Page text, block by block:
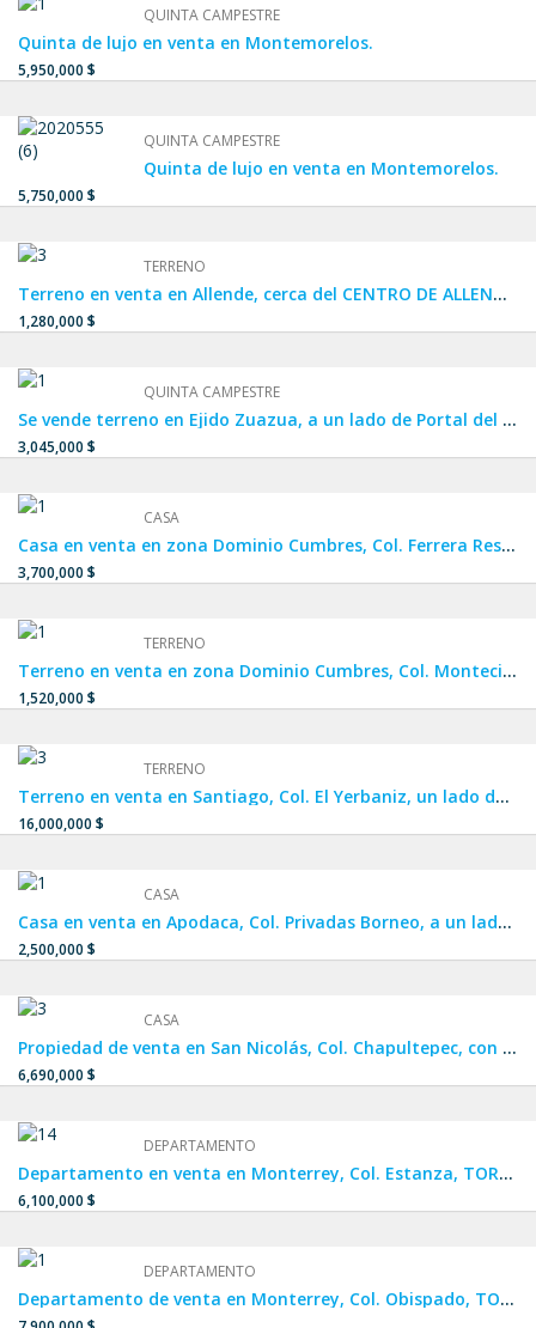
QUINTA CAMPESTRE
Quinta de lujo en venta en Montemorelos.
5,950,000 $
QUINTA CAMPESTRE
Quinta de lujo en venta en Montemorelos.
5,750,000 $
TERRENO
Terreno en venta en Allende, cerca del CENTRO DE ALLENDE, terreno en venta en Privada
1,280,000 $
QUINTA CAMPESTRE
Se vende terreno en Ejido Zuazua, a un lado de Portal del Norte, Real de Palmas y Carrizalejo.
3,045,000 $
CASA
Casa en venta en zona Dominio Cumbres, Col. Ferrera Residencial, FRACCIONAMIENTO PRIVADO a un lado de Cumbres La Rioja y Privalia Cumbres.
3,700,000 $
TERRENO
Terreno en venta en zona Dominio Cumbres, Col. Montecinos Residencial, cerca de PRIVALIA CUMBRES Y CUMBRES LA RIOJA en García.
1,520,000 $
TERRENO
Terreno en venta en Santiago, Col. El Yerbaniz, un lado de El Barrial, Los Rodríguez, La Boca y Huajuquito.
16,000,000 $
CASA
Casa en venta en Apodaca, Col. Privadas Borneo, a un lado de APODACA CENTRO, Crystal Lagoon y Dream Lagoons.
2,500,000 $
CASA
Propiedad de venta en San Nicolás, Col. Chapultepec, con ubicación privilegiada a una calle de Av. Central, una calle y media de Av. Cristina Larralde y a dos calles de Av. Juan Pablo II.
6,690,000 $
DEPARTAMENTO
Departamento en venta en Monterrey, Col. Estanza, TORRE ALTANA, con ubicación privilegiada a unos metros de la Carretera Nacional, a 5 min de Campus UANL Mederos, cerca de Pueblo Serena y Plaza Esfera.
6,100,000 $
DEPARTAMENTO
Departamento de venta en Monterrey, Col. Obispado, TORRE TOP, cuenta con una ubicación privilegiada en el centro de Monterrey y cuenta con entrada y salida desde Av. Constitución y calle Hidalgo.